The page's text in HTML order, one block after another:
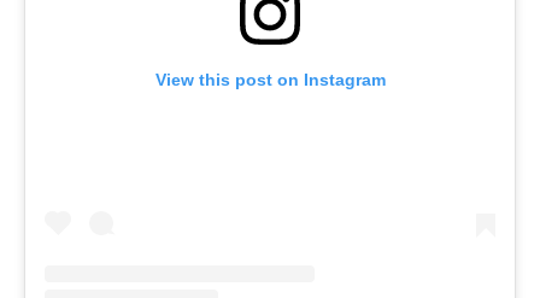
View this post on Instagram